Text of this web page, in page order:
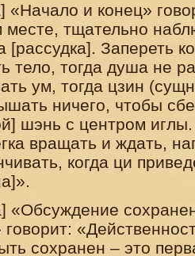
«Начало и конец»
месте, тщательно
[рассудка]. Запереть
тело, тогда душа не
ум, тогда цзин
ничего, чтобы
шэнь с центром
вращать и ждать,
когда ци
«Обсуждение
сохранен – это